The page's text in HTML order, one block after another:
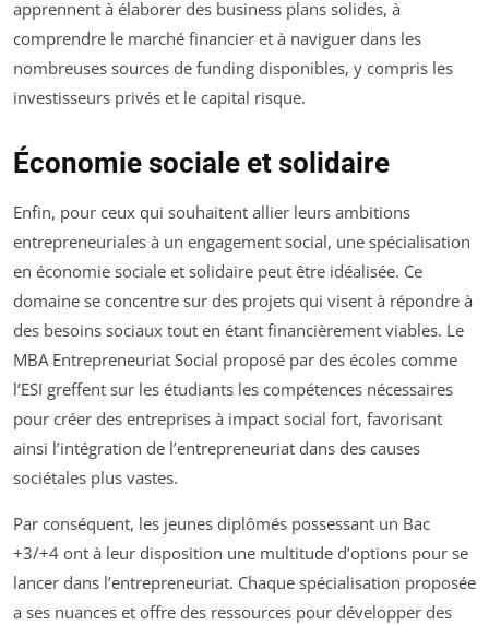
apprennent à élaborer des business plans solides, à
comprendre le marché financier et à naviguer dans les
nombreuses sources de funding disponibles, y compris les
investisseurs privés et le capital risque.
Économie sociale et solidaire
Enfin, pour ceux qui souhaitent allier leurs ambitions
entrepreneuriales à un engagement social, une spécialisation
en économie sociale et solidaire peut être idéalisée. Ce
domaine se concentre sur des projets qui visent à répondre à
des besoins sociaux tout en étant financièrement viables. Le
MBA Entrepreneuriat Social proposé par des écoles comme
l’ESI greffent sur les étudiants les compétences nécessaires
pour créer des entreprises à impact social fort, favorisant
ainsi l’intégration de l’entrepreneuriat dans des causes
sociétales plus vastes.
Par conséquent, les jeunes diplômés possessant un Bac
+3/+4 ont à leur disposition une multitude d’options pour se
lancer dans l’entrepreneuriat. Chaque spécialisation proposée
a ses nuances et offre des ressources pour développer des